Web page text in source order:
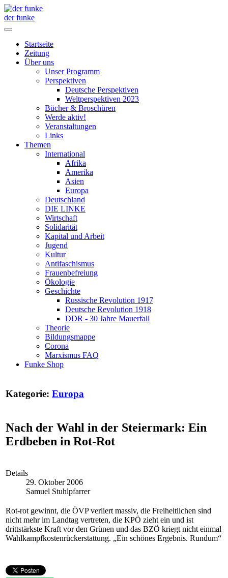
der funke
Startseite
Zeitung
Über uns
Unser Programm
Perspektiven
Deutsche Perspektiven
Weltperspektiven 2023
Bücher & Broschüren
Werde aktiv!
Veranstaltungen
Links
Themen
International
Afrika
Amerika
Asien
Europa
Deutschland
DIE LINKE
Wirtschaft
Solidarität
Kapital und Arbeit
Jugend
Kultur
Antifaschismus
Frauenbefreiung
Ökologie
Geschichte
Russische Revolution 1917
Deutsche Revolution 1918
DDR - 30 Jahre Mauerfall
Theorie
Bildungsmappe
Corona
Marxismus FAQ
Funke Shop
Kategorie: Europa
Nach der Wahl in der Steiermark: Ein
Erdbeben in Rot-Rot
Details
29. Oktober 2006
Samuel Stuhlpfarrer
Rot-rot gewinnt, die ÖVP verliert massiv, die Freiheitlichen sind
nicht mehr im Landtag vertreten, die KPÖ zieht ein und ist
drittstärkste Kraft vor den Grünen und das BZÖ kriegt nicht einmal
Wahlkampfkostenrückerstattung. „Ein schönes Ergebnis. Rundum“